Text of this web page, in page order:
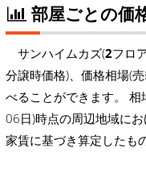
部屋ごとの価
サンハイムカズ(2フロア
分譲時価格)、価格相場(
べることができます。
06日)時点の周辺地域に
家賃に基づき算定したも